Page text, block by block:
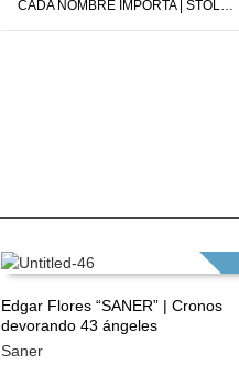
Edgar Flores “SANER” | Cronos
devorando 43 ángeles
Saner